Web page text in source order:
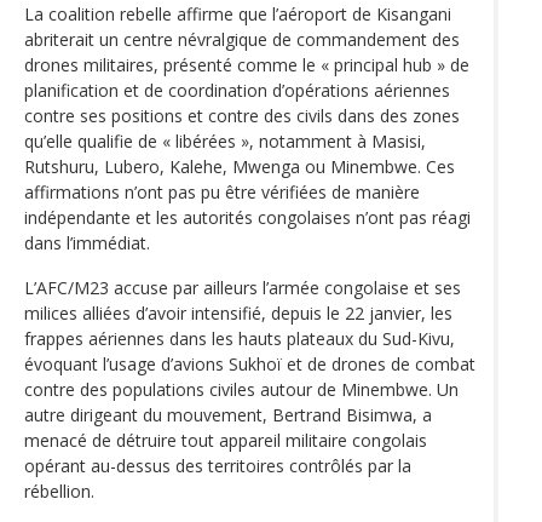
La coalition rebelle affirme que l’aéroport de Kisangani
abriterait un centre névralgique de commandement des
drones militaires, présenté comme le « principal hub » de
planification et de coordination d’opérations aériennes
contre ses positions et contre des civils dans des zones
qu’elle qualifie de « libérées », notamment à Masisi,
Rutshuru, Lubero, Kalehe, Mwenga ou Minembwe. Ces
affirmations n’ont pas pu être vérifiées de manière
indépendante et les autorités congolaises n’ont pas réagi
dans l’immédiat.
L’AFC/M23 accuse par ailleurs l’armée congolaise et ses
milices alliées d’avoir intensifié, depuis le 22 janvier, les
frappes aériennes dans les hauts plateaux du Sud-Kivu,
évoquant l’usage d’avions Sukhoï et de drones de combat
contre des populations civiles autour de Minembwe. Un
autre dirigeant du mouvement, Bertrand Bisimwa, a
menacé de détruire tout appareil militaire congolais
opérant au-dessus des territoires contrôlés par la
rébellion.